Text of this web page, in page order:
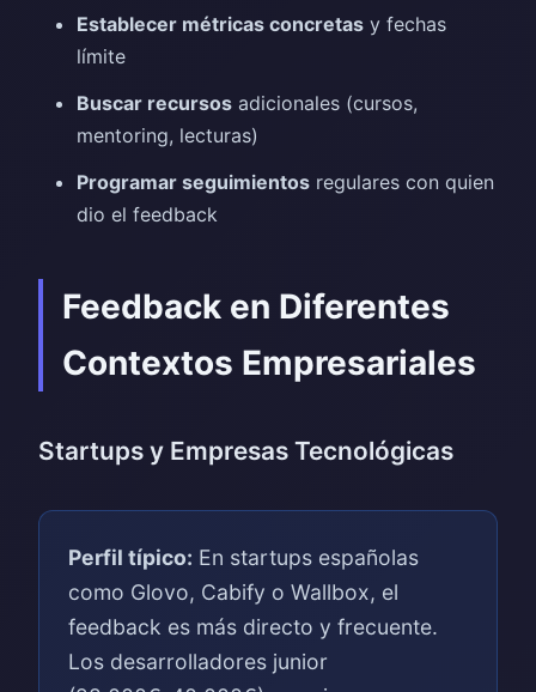
Establecer métricas concretas y fechas
límite
Buscar recursos adicionales (cursos,
mentoring, lecturas)
Programar seguimientos regulares con quien
dio el feedback
Feedback en Diferentes
Contextos Empresariales
Startups y Empresas Tecnológicas
Perfil típico: En startups españolas
como Glovo, Cabify o Wallbox, el
feedback es más directo y frecuente.
Los desarrolladores junior